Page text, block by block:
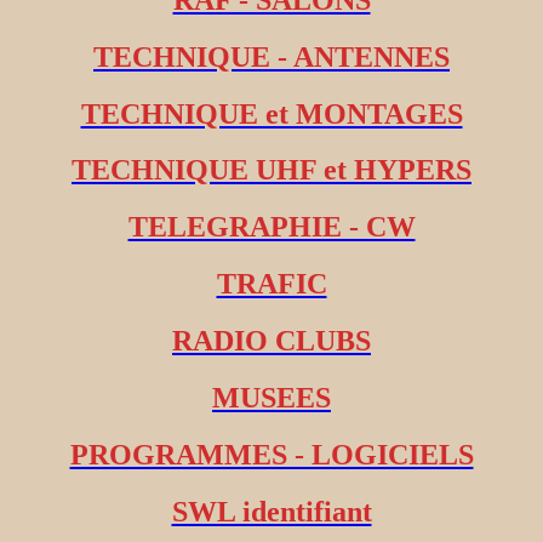
TECHNIQUE - ANTENNES
TECHNIQUE et MONTAGES
TECHNIQUE UHF et HYPERS
TELEGRAPHIE - CW
TRAFIC
RADIO CLUBS
MUSEES
PROGRAMMES - LOGICIELS
SWL identifiant